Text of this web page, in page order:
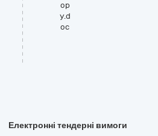
ор
у.d
oc
Електронні тендерні вимоги